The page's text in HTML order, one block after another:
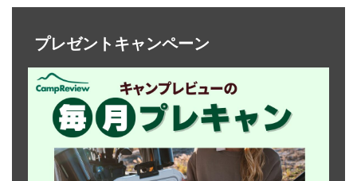
プレゼントキャンペーン